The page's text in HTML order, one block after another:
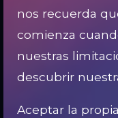
nos recuerda
comienza
nuestras
descubrir
Aceptar la